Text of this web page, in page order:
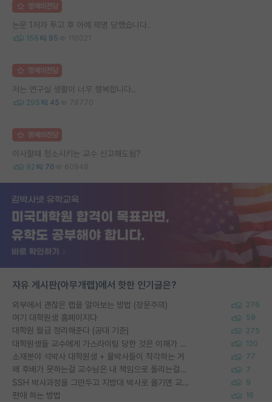
명예의전당
논문 1저자 투고 후 아예 제명 당했습니다.
156 95 116021
명예의전당
저는 연구실 생활이 너무 행복합니다..
295 45 78770
명예의전당
이사할때 청소시키는 교수 신고해도됨?
92 76 60948
자유 게시판(아무개랩)에서 핫한 인기글은?
외부에서 괜찮은 랩을 알아보는 방법 (장문주의) 276
여기 대학원생 홈페이지다 59
대학원 월급 정리해준다 (공대 기준) 275
대학원생들 교수에게 가스라이팅 당한 것은 이해가 갑니다. 안타깝네요. 120
소재분야 석박사 대학원생 + 물박사들이 착각하는 거 77
왜 후배가 못하는걸 교수님은 내 책임으로 돌리는걸까요? 7
SSH 박사과정을 그만두고 지방대 박사로 옮기면 교수의 꿈은 끝일까요? 9
편애 하는 방법 16